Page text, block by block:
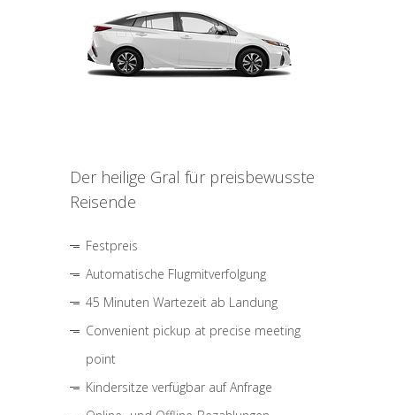
Der heilige Gral für preisbewusste
Reisende
Festpreis
Automatische Flugmitverfolgung
45 Minuten Wartezeit ab Landung
Convenient pickup at precise meeting
point
Kindersitze verfügbar auf Anfrage